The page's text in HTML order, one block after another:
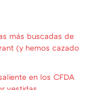
más buscadas de
(y hemos cazado
en los CFDA